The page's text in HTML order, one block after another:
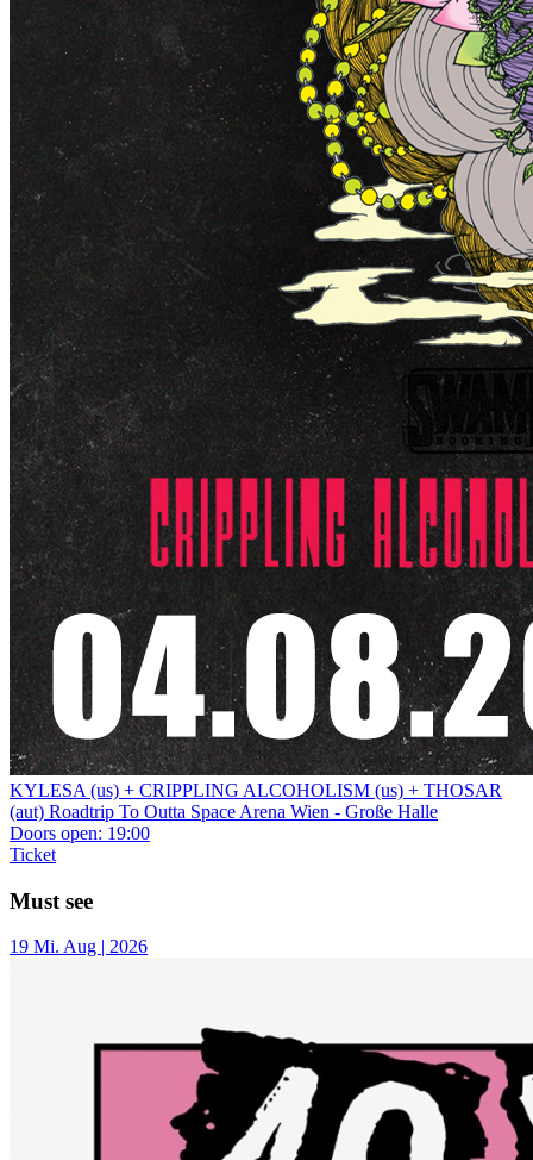
KYLESA (us) + CRIPPLING ALCOHOLISM (us) + THOSAR
(aut) Roadtrip To Outta Space Arena Wien - Große Halle
Doors open: 19:00
Ticket
Must see
19 Mi. Aug | 2026